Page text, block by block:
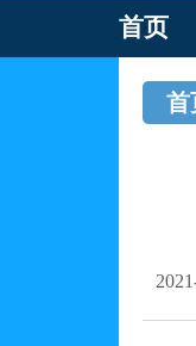
首页
首